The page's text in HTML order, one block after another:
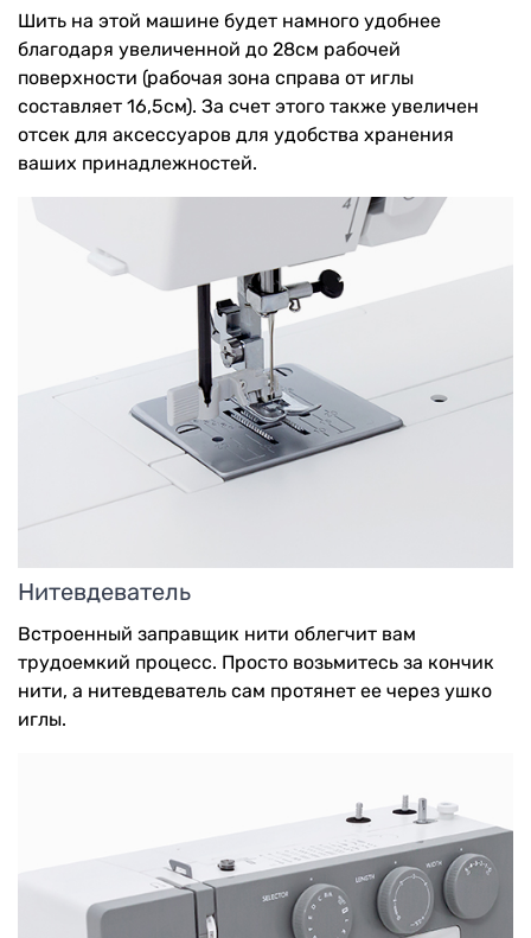
Шить на этой машине будет намного удобнее
благодаря увеличенной до 28см рабочей
поверхности (рабочая зона справа от иглы
составляет 16,5см). За счет этого также увеличен
отсек для аксессуаров для удобства хранения
ваших принадлежностей.
Нитевдеватель
Встроенный заправщик нити облегчит вам
трудоемкий процесс. Просто возьмитесь за кончик
нити, а нитевдеватель сам протянет ее через ушко
иглы.